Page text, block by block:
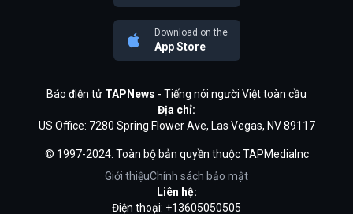
Download on the
App Store
Báo điện tử TAPNews - Tiếng nói người Việt toàn cầu
Địa chỉ:
US Office: 7280 Spring Flower Ave, Las Vegas, NV 89117
© 1997-2024. Toàn bộ bản quyền thuộc TAPMediaInc
Giới thiệuChính sách bảo mật
Liên hệ:
Điện thoại: +13605050505